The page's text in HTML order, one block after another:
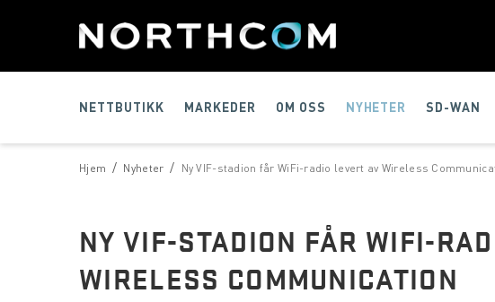
NETTBUTIKK MARKEDER OM OSS NYHETER SD-WAN
/
Hjem /
Nyheter Ny VIF-stadion får WiFi-radio levert av Wireless
NY VIF-STADION FÅR WIFI-
WIRELESS COMMUNICATION